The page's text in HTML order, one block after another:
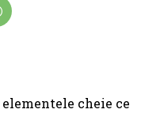
cheie ce